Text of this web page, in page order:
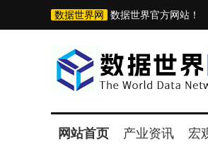
数据世界网 数据世界官方网站！
网站首页 产业资讯 宏